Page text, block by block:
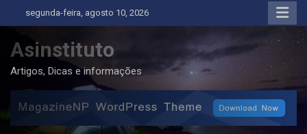
to
content
segunda-feira, agosto 10, 2026
Asinstituto
Artigos, Dicas e informações